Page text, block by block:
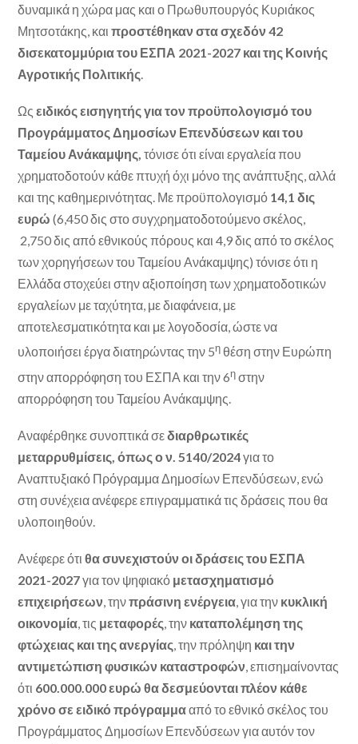
δυναμικά η χώρα μας και ο Πρωθυπουργός Κυριάκος
Μητσοτάκης, καιπροστέθηκαν στα σχεδόν 42
δισεκατομμύρια του ΕΣΠΑ 2021-2027 και της Κοινής
Αγροτικής Πολιτικής.
Ωςειδικός εισηγητής για τον προϋπολογισμό του
Προγράμματος Δημοσίων Επενδύσεων και του
Ταμείου Ανάκαμψης, τόνισε ότι είναι εργαλεία που
χρηματοδοτούν κάθε πτυχή όχι μόνο της ανάπτυξης, αλλά
και της καθημερινότητας. Με προϋπολογισμό 14,1 δις
ευρώ (6,450 δις στο συγχρηματοδοτούμενο σκέλος,
2,750 δις από εθνικούς πόρους και 4,9 δις από το σκέλος
των χορηγήσεων του Ταμείου Ανάκαμψης) τόνισε ότι η
Ελλάδα στοχεύει στην αξιοποίηση των χρηματοδοτικών
εργαλείων με ταχύτητα, με διαφάνεια, με
αποτελεσματικότητα και με λογοδοσία, ώστε να
υλοποιήσει έργα διατηρώντας την 5ηθέση στην Ευρώπη
στην απορρόφηση του ΕΣΠΑ και την 6ηστην
απορρόφηση του Ταμείου Ανάκαμψης.
Αναφέρθηκε συνοπτικά σεδιαρθρωτικές
μεταρρυθμίσεις, όπως ο ν. 5140/2024για το
Αναπτυξιακό Πρόγραμμα Δημοσίων Επενδύσεων, ενώ
στη συνέχεια ανέφερε επιγραμματικά τις δράσεις που θα
υλοποιηθούν.
Ανέφερε ότιθα συνεχιστούν οι δράσεις του ΕΣΠΑ
2021-2027για τον ψηφιακό μετασχηματισμό
επιχειρήσεων, τηνπράσινη ενέργεια, για την κυκλική
οικονομία, τις μεταφορές, την καταπολέμηση της
φτώχειας και της ανεργίας, την πρόληψη και την
αντιμετώπιση φυσικών καταστροφών, επισημαίνοντας
ότι 600.000.000 ευρώ θα δεσμεύονται πλέον κάθε
χρόνο σε ειδικό πρόγραμμααπό το εθνικό σκέλος του
Προγράμματος Δημοσίων Επενδύσεων για αυτόν τον